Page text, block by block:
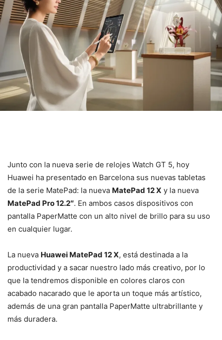
Junto con la nueva serie de relojes Watch GT 5, hoy
Huawei ha presentado en Barcelona sus nuevas tabletas
de la serie MatePad: la nueva MatePad 12 X y la nueva
MatePad Pro 12.2″. En ambos casos dispositivos con
pantalla PaperMatte con un alto nivel de brillo para su uso
en cualquier lugar.
La nueva Huawei MatePad 12 X, está destinada a la
productividad y a sacar nuestro lado más creativo, por lo
que la tendremos disponible en colores claros con
acabado nacarado que le aporta un toque más artístico,
además de una gran pantalla PaperMatte ultrabrillante y
más duradera.